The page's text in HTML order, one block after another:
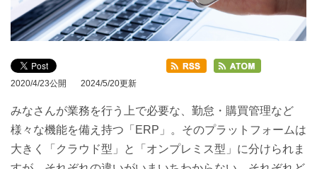
2020/4/23公開 2024/5/20更新
みなさんが業務を行う上で必要な、勤怠・購買管理など
様々な機能を備え持つ「ERP」。そのプラットフォームは
大きく「クラウド型」と「オンプレミス型」に分けられま